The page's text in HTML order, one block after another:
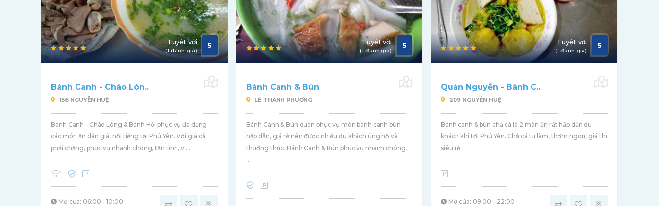
Tuyệt vời
(1 đánh giá)
5
Bánh Canh - Cháo Lòn..
156 NGUYỄN HUỆ
Bánh Canh - Cháo Lòng & Bánh Hỏi phục vụ đa dạng
các món ăn dân giã, nổi tiếng tại Phú Yên. Với giá cả
phải chăng, phục vụ nhanh chóng, tận tình, v ...
Mở cửa: 06:00 - 10:00
Tuyệt vời
(1 đánh giá)
5
Bánh Canh & Bún
LÊ THÀNH PHƯƠNG
Bánh Canh & Bún quán phục vụ món bánh canh bún
hấp dẫn, giá rẻ nên được nhiều du khách ủng hộ và
thưởng thức. Bánh Canh & Bún phục vụ nhanh chóng,
...
Tuyệt vời
(1 đánh giá)
5
Quán Nguyễn - Bánh C..
209 NGUYỄN HUỆ
Bánh canh & bún chả cá là 2 món ăn rất hấp dẫn du
khách khi tới Phú Yên. Chả cá tự làm, thơm ngon, giá thì
siêu rẻ.
Mở cửa: 09:00 - 22:00